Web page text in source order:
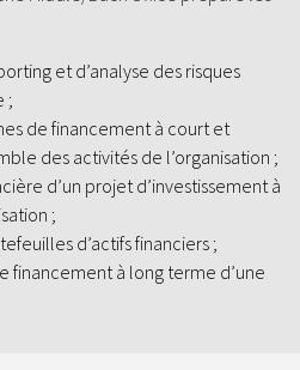
et d’analyse des risques
;
de financement à court et
des activités de l’organisation ;
d’un projet d’investissement à
;
d’actifs financiers ;
financement à long terme d’une